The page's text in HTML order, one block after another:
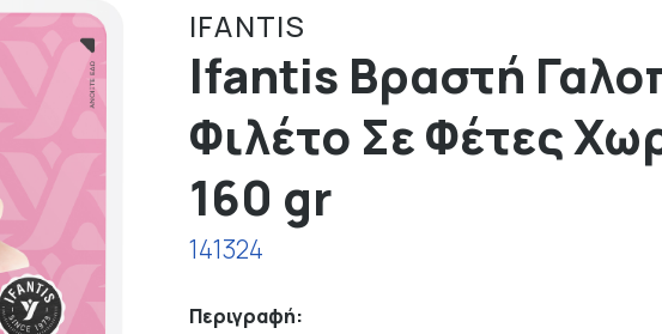
IFANTIS
Ifantis Βραστή
Φιλέτο Σε Φέτες
160 gr
141324
Περιγραφή: